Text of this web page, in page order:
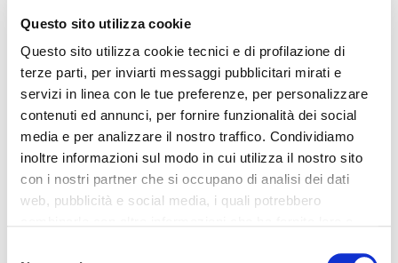
Questo sito utilizza cookie
Questo sito utilizza cookie tecnici e di profilazione di
terze parti, per inviarti messaggi pubblicitari mirati e
servizi in linea con le tue preferenze, per personalizzare
contenuti ed annunci, per fornire funzionalità dei social
media e per analizzare il nostro traffico. Condividiamo
inoltre informazioni sul modo in cui utilizza il nostro sito
con i nostri partner che si occupano di analisi dei dati
web, pubblicità e social media, i quali potrebbero
domestica dell’auto elettrica con metodo, massimizzando
risparmio, sicurezza [...]
Leggi Di Più